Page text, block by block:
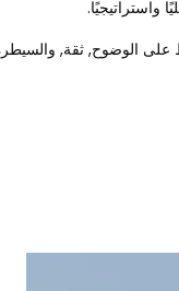
واستراتيجيًا.
على الوضوح, ثقة,